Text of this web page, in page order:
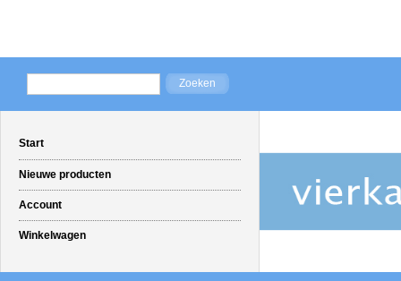
Start
Nieuwe producten
Account
Winkelwagen